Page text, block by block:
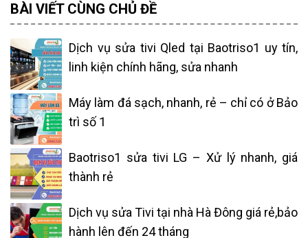
BÀI VIẾT CÙNG CHỦ ĐỀ
Dịch vụ sửa tivi Qled tại Baotriso1 uy tín,
linh kiện chính hãng, sửa nhanh
Máy làm đá sạch, nhanh, rẻ – chỉ có ở Bảo
trì số 1
Baotriso1 sửa tivi LG – Xử lý nhanh, giá
thành rẻ
Dịch vụ sửa Tivi tại nhà Hà Đông giá rẻ,bảo
hành lên đến 24 tháng